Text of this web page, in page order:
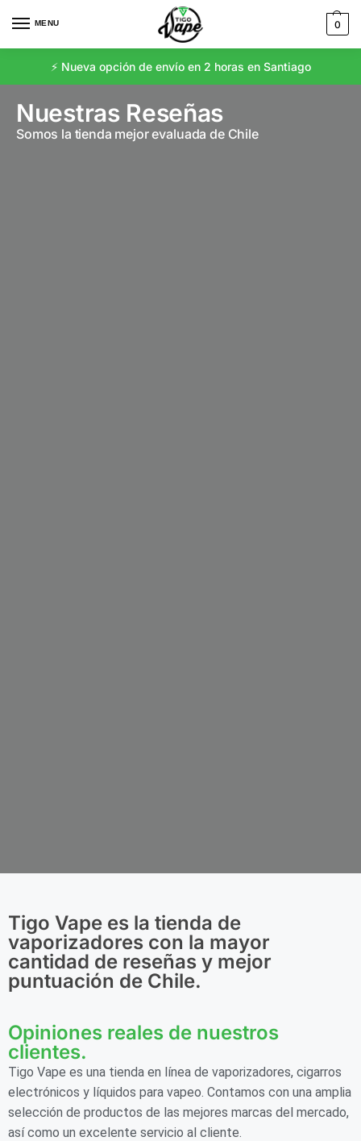
MENU 0
⚡️ Nueva opción de envío en 2 horas en Santiago
Nuestras Reseñas
Somos la tienda mejor evaluada de Chile
Tigo Vape es la tienda de
vaporizadores con la mayor
cantidad de reseñas y mejor
puntuación de Chile.
Opiniones reales de nuestros
clientes.
Tigo Vape es una tienda en línea de vaporizadores, cigarros
electrónicos y líquidos para vapeo. Contamos con una amplia
selección de productos de las mejores marcas del mercado,
así como un excelente servicio al cliente.